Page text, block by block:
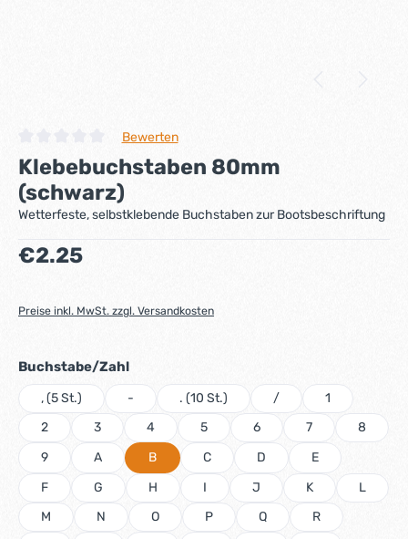
Durchschnittliche Bewertung von 0 von 5 Sternen
Bewerten
Klebebuchstaben 80mm
(schwarz)
Wetterfeste, selbstklebende Buchstaben zur Bootsbeschriftung
Regulärer Preis:
€2.25
Preise inkl. MwSt. zzgl. Versandkosten
Buchstabe/Zahlauswählen
, (5 St.) - . (10 St.) /
1
2
3 4 5 6 7
8
9
A B C D
E
F
G H I J K
L
M
N O P Q
R